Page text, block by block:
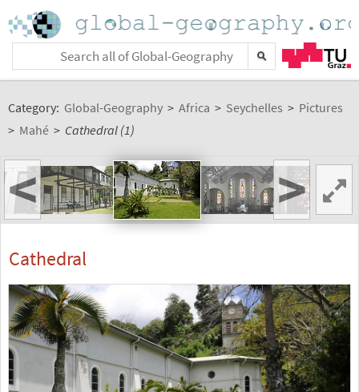
Category: Global-Geography > Africa > Seychelles > Pictures
> Mahé > Cathedral (1)
< >
Cathedral